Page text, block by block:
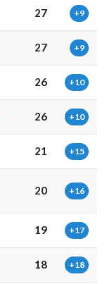
27 +9
27 +9
26 +10
26 +10
21 +15
20 +16
19 +17
18 +18